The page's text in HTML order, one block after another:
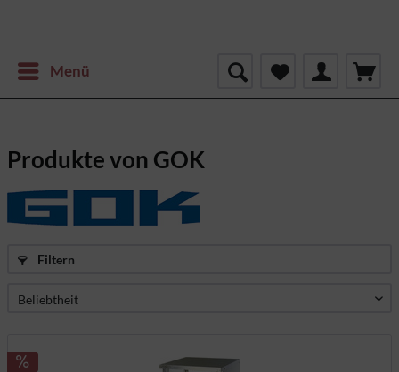
Menü
Produkte von GOK
Filtern